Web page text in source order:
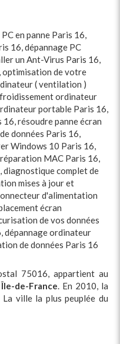
en panne Paris 16,
16,dépannage PC
un Ant-Virus Paris 16,
,optimisation de votre
( ventilation )
ordinateur
portable Paris 16,
16,résoudre panne écran
données Paris 16,
Windows 10 Paris 16,
réparation MAC Paris 16,
,diagnostique complet de
mises à jour et
d'alimentation
écran
de vos données
,dépannage ordinateur
de données Paris 16
75016, appartient au
Île-de-France. En 2010, la
ville la plus peuplée du